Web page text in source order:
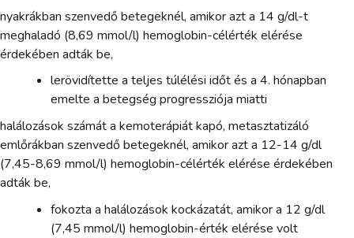
nyakrákban szenvedő betegeknél, amikor azt a 14 g/dl-t
meghaladó (8,69 mmol/l) hemoglobin-célérték elérése
érdekében adták be,
lerövidítette a teljes túlélési időt és a 4. hónapban
emelte a betegség progressziója miatti
halálozások számát a kemoterápiát kapó, metasztatizáló
emlőrákban szenvedő betegeknél, amikor azt a 12-14 g/dl
(7,45-8,69 mmol/l) hemoglobin-célérték elérése érdekében
adták be,
fokozta a halálozások kockázatát, amikor a 12 g/dl
(7,45 mmol/l) hemoglobin-érték elérése volt